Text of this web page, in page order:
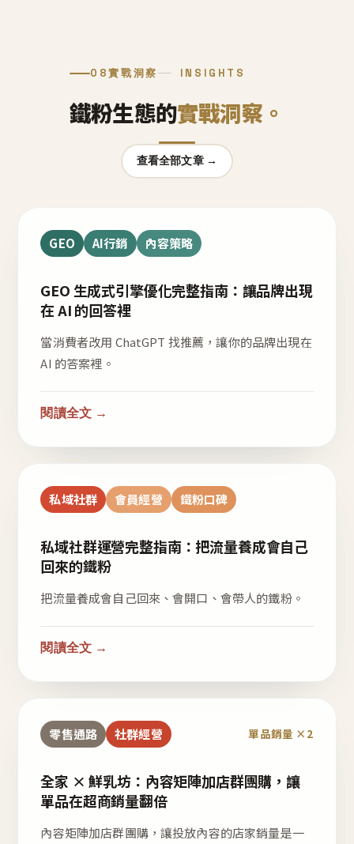
08實戰洞察 INSIGHTS
鐵粉生態的實戰洞察。
查看全部文章 →
GEO AI行銷 內容策略
GEO 生成式引擎優化完整指南：讓品牌出現
在 AI 的回答裡
當消費者改用 ChatGPT 找推薦，讓你的品牌出現在
AI 的答案裡。
閱讀全文 →
私域社群 會員經營 鐵粉口碑
私域社群運營完整指南：把流量養成會自己
回來的鐵粉
把流量養成會自己回來、會開口、會帶人的鐵粉。
閱讀全文 →
零售通路 社群經營 單品銷量 ×2
全家 × 鮮乳坊：內容矩陣加店群團購，讓
單品在超商銷量翻倍
內容矩陣加店群團購，讓投放內容的店家銷量是一